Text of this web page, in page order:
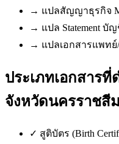
→ แปลสัญญาธุรกิจ
→ แปล Statement บั
→ แปลเอกสารแพท
ประเภทเอกสาร
จังหวัดนครราชสี
✓ สูติบัตร (Birth